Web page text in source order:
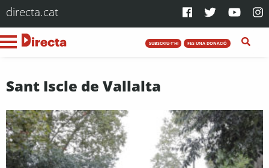
directa.cat
SUBSCRIU-T'HI FES UNA DONACIÓ
Sant Iscle de Vallalta